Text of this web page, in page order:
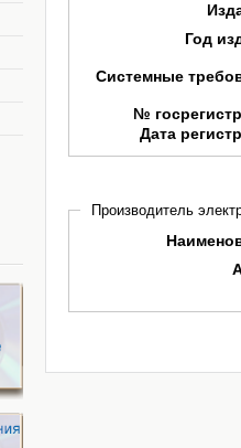
Год
Системные
№
Дата
Производитель